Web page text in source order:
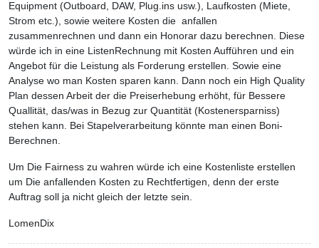
Equipment (Outboard, DAW, Plug.ins usw.), Laufkosten (Miete,
Strom etc.), sowie weitere Kosten die anfallen
zusammenrechnen und dann ein Honorar dazu berechnen. Diese
würde ich in eine ListenRechnung mit Kosten Aufführen und ein
Angebot für die Leistung als Forderung erstellen. Sowie eine
Analyse wo man Kosten sparen kann. Dann noch ein High Quality
Plan dessen Arbeit der die Preiserhebung erhöht, für Bessere
Quallität, das/was in Bezug zur Quantität (Kostenersparniss)
stehen kann. Bei Stapelverarbeitung könnte man einen Boni-
Berechnen.
Um Die Fairness zu wahren würde ich eine Kostenliste erstellen
um Die anfallenden Kosten zu Rechtfertigen, denn der erste
Auftrag soll ja nicht gleich der letzte sein.
LomenDix